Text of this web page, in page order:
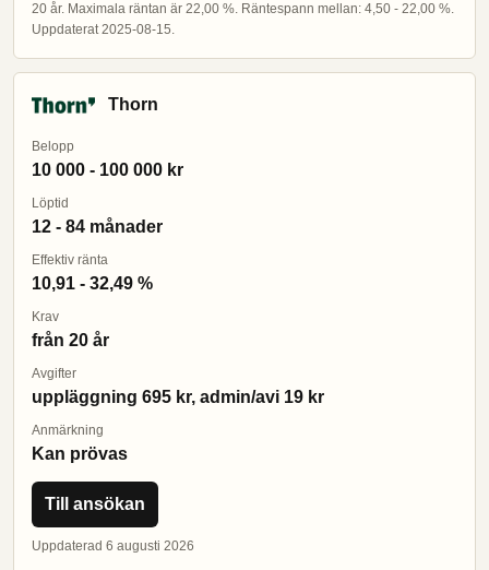
20 år. Maximala räntan är 22,00 %. Räntespann mellan: 4,50 - 22,00 %.
Uppdaterat 2025-08-15.
Thorn
Belopp
10 000 - 100 000 kr
Löptid
12 - 84 månader
Effektiv ränta
10,91 - 32,49 %
Krav
från 20 år
Avgifter
uppläggning 695 kr, admin/avi 19 kr
Anmärkning
Kan prövas
Till ansökan
Uppdaterad 6 augusti 2026